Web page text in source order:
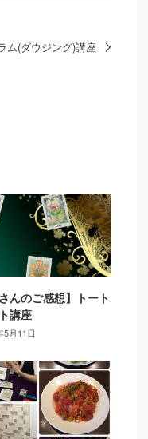
ム(ダウジング)講座
んのご感想】トート
講座
5月11日